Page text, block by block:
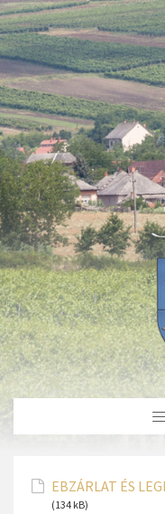
Deprecated: Function
/home/fastvisi/szucsi.hu/
content/themes/
Deprecated: Function
/home/fastvisi/szucsi.hu/
content/themes/
Deprecated: Function
/home/fastvisi/szucsi.hu/
content/themes/
EBZÁRLAT ÉS
(134 kB)